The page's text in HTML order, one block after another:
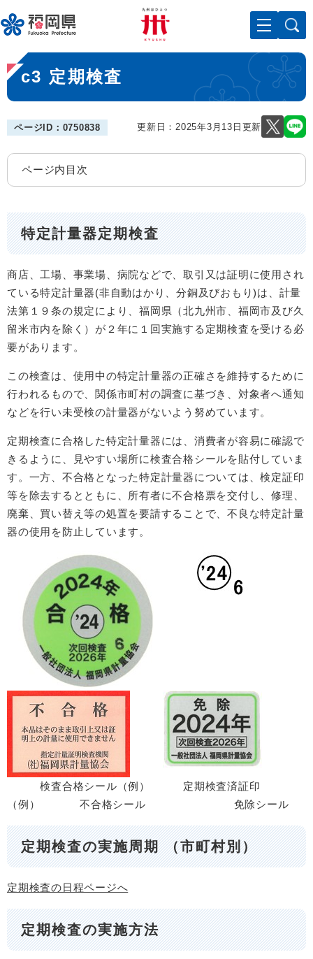
ー
ジ
先
頭
で
メニューを飛ばして本文へ
本
文
c3 定期検査
ページID：0750838 更新日：2025年3月13日更新
ページ内目次
特定計量器定期検査
商店、工場、事業場、病院などで、取引又は証明に使用され
ている特定計量器(非自動はかり、分銅及びおもり)は、計量
法第１９条の規定により、福岡県（北九州市、福岡市及び久
留米市内を除く）が２年に１回実施する定期検査を受ける必
要があります。
この検査は、使用中の特定計量器の正確さを維持するために
行われるもので、関係市町村の調査に基づき、対象者へ通知
などを行い未受検の計量器がないよう努めています。
定期検査に合格した特定計量器には、消費者が容易に確認で
きるように、見やすい場所に検査合格シールを貼付していま
す。一方、不合格となった特定計量器については、検定証印
等を除去するとともに、所有者に不合格票を交付し、修理、
廃棄、買い替え等の処置を要請することで、不良な特定計量
器の使用を防止しています。
検査合格シール（例） 定期検査済証印
（例） 不合格シール 免除シール
定期検査の実施周期 （市町村別）
定期検査の日程ページへ
定期検査の実施方法